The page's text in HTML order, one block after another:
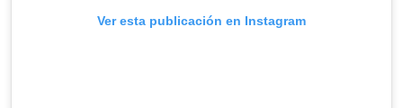
Ver esta publicación en Instagram